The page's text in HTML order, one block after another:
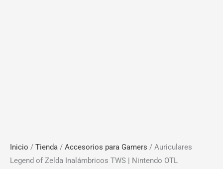
Inicio / Tienda / Accesorios para Gamers / Auriculares
Legend of Zelda Inalámbricos TWS | Nintendo OTL